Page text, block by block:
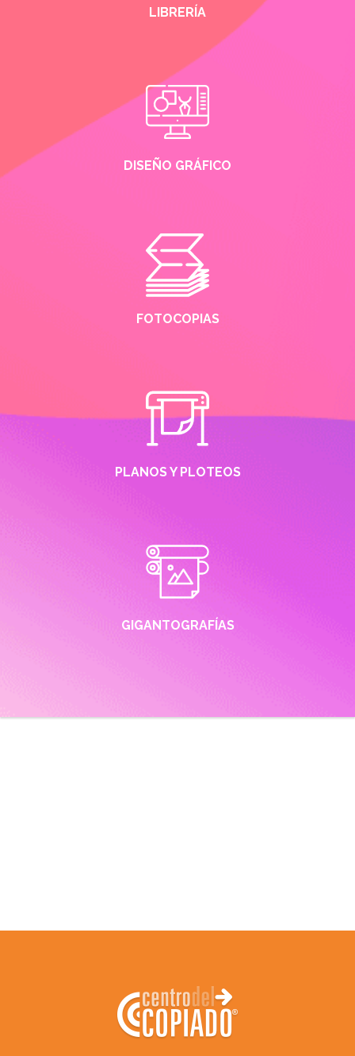
LIBRERÍA
DISEÑO GRÁFICO
FOTOCOPIAS
PLANOS Y PLOTEOS
GIGANTOGRAFÍAS